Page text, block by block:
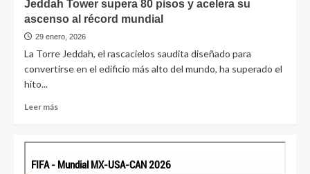
Jeddah Tower supera 80 pisos y acelera su
ascenso al récord mundial
29 enero, 2026
La Torre Jeddah, el rascacielos saudita diseñado para
convertirse en el edificio más alto del mundo, ha superado el
hito...
Leer más